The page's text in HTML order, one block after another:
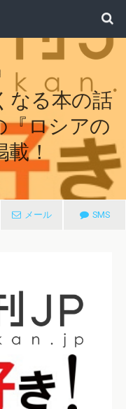
なる本の話
『ロシアの
！
メール SMS